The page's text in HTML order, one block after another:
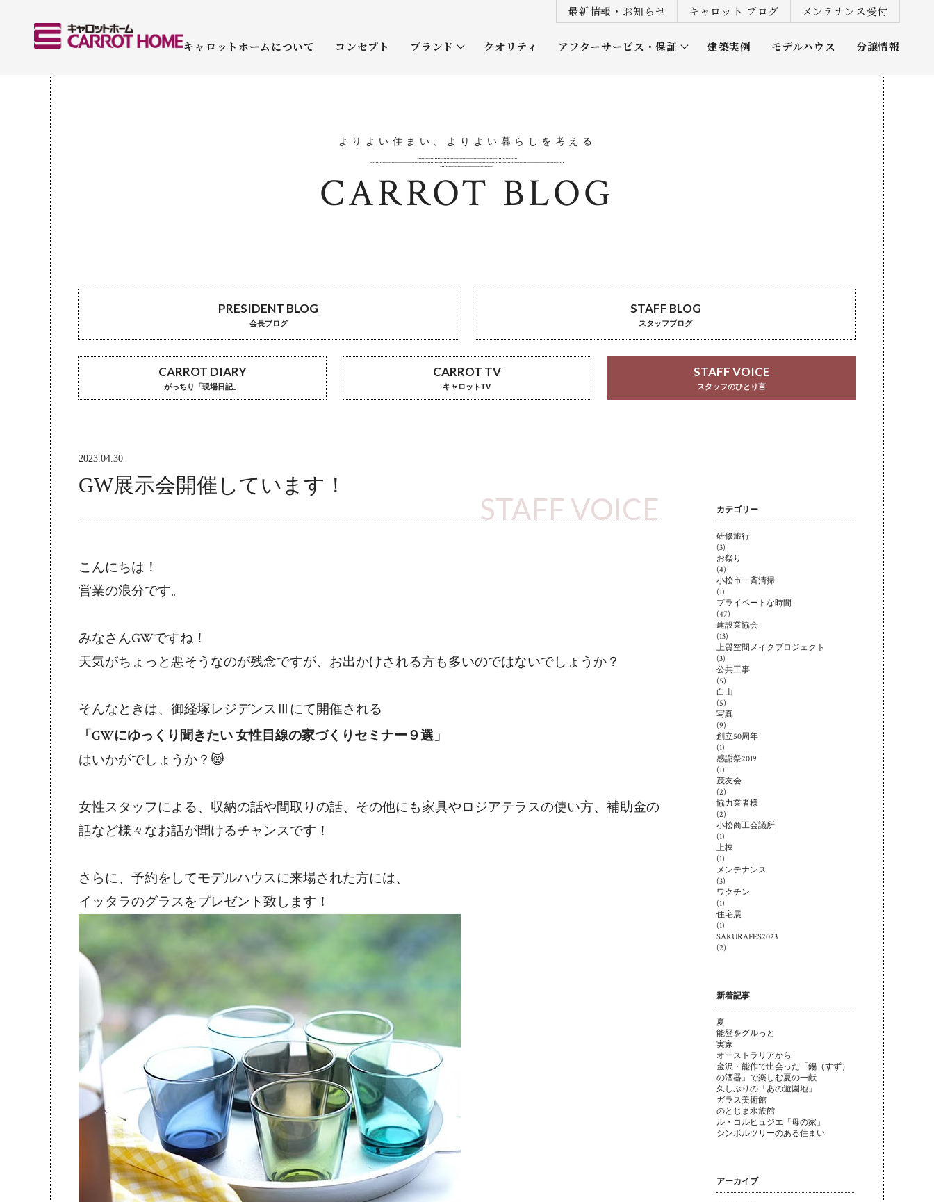
最新情報・お知らせ キャロット ブログ メンテナンス受付
キャロットホームについて コンセプト ブランド
平屋
クオリティ アフターサービス・保証 建築実例 モデルハウス 分譲情報
よりよい住まい、よりよい暮らしを考える
CARROT BLOG
PRESIDENT BLOG
会長ブログ
STAFF BLOG
スタッフブログ
CARROT DIARY
がっちり「現場日記」
CARROT TV
キャロットTV
STAFF VOICE
スタッフのひとり言
2023.04.30
GW展示会開催しています！
STAFF VOICE
こんにちは！
営業の浪分です。
みなさんGWですね！
天気がちょっと悪そうなのが残念ですが、お出かけされる方も多いのではないでしょうか？
そんなときは、御経塚レジデンスⅢにて開催される
「GWにゆっくり聞きたい 女性目線の家づくりセミナー９選」
はいかがでしょうか？😸
女性スタッフによる、収納の話や間取りの話、その他にも家具やロジアテラスの使い方、補助金の
話など様々なお話が聞けるチャンスです！
さらに、予約をしてモデルハウスに来場された方には、
イッタラのグラスをプレゼント致します！
カテゴリー
研修旅行
(3)
お祭り
(4)
小松市一斉清掃
(1)
プライベートな時間
(47)
建設業協会
(13)
上質空間メイクプロジェクト
(3)
公共工事
(5)
白山
(5)
写真
(9)
創立50周年
(1)
感謝祭2019
(1)
茂友会
(2)
協力業者様
(2)
小松商工会議所
(1)
上棟
(1)
メンテナンス
(3)
ワクチン
(1)
住宅展
(1)
SAKURAFES2023
(2)
新着記事
夏
能登をグルっと
実家
オーストラリアから
金沢・能作で出会った「錫（すず）
の酒器」で楽しむ夏の一献
久しぶりの「あの遊園地」
ガラス美術館
のとじま水族館
ル・コルビュジエ「母の家」
シンボルツリーのある住まい
アーカイブ